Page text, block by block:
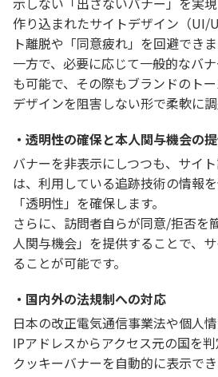
作り込まれたサイトデザイン（UI/
ト離脱や「同意疲れ」を回避できま
一方で、必要に応じて一般的なバ
も可能で、その際もブランドのト
デザインを阻害しない形で柔軟に調
・透明性の確保と本人関与機会の
バナーを非表示にしつつも、サイ
は、利用している追跡技術の情報
「透明性」を確保します。
さらに、訪問者自らが同意/拒否を
人関与機会」を提供することで、
ることが可能です。
・国内外の法規制への対応
日本の改正電気通信事業法や個人
IPアドレスからアクセス元の国を
クッキーバナーを自動的に表示で